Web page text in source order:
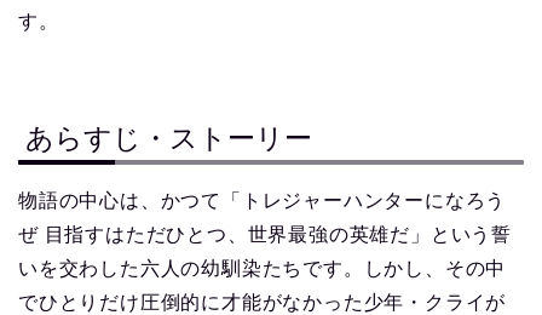
す。
あらすじ・ストーリー
物語の中心は、かつて「トレジャーハンターになろう
ぜ 目指すはただひとつ、世界最強の英雄だ」という誓
いを交わした六人の幼馴染たちです。しかし、その中
でひとりだけ圧倒的に才能がなかった少年・クライが